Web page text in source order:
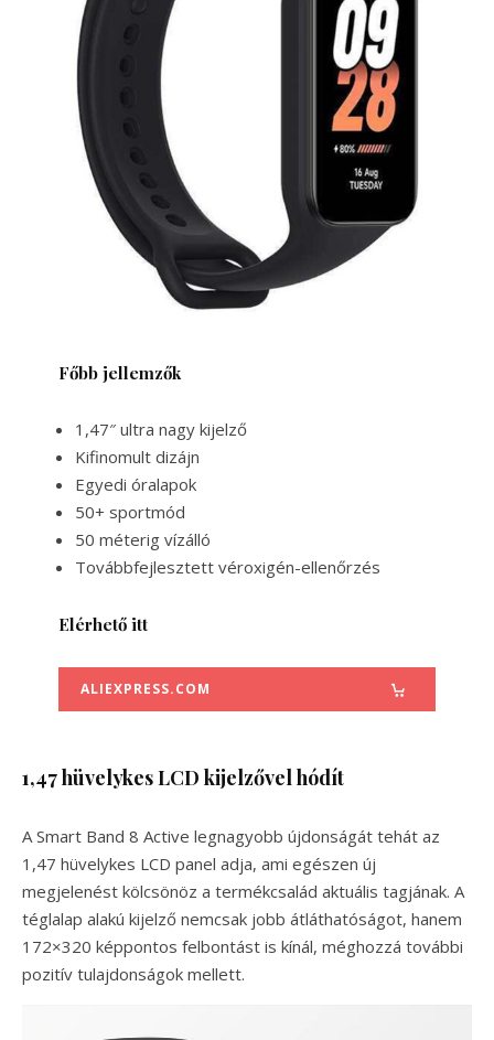
Főbb jellemzők
1,47″ ultra nagy kijelző
Kifinomult dizájn
Egyedi óralapok
50+ sportmód
50 méterig vízálló
Továbbfejlesztett véroxigén-ellenőrzés
Elérhető itt
ALIEXPRESS.COM
1,47 hüvelykes LCD kijelzővel hódít
A Smart Band 8 Active legnagyobb újdonságát tehát az
1,47 hüvelykes LCD panel adja, ami egészen új
megjelenést kölcsönöz a termékcsalád aktuális tagjának. A
téglalap alakú kijelző nemcsak jobb átláthatóságot, hanem
172×320 képpontos felbontást is kínál, méghozzá további
pozitív tulajdonságok mellett.